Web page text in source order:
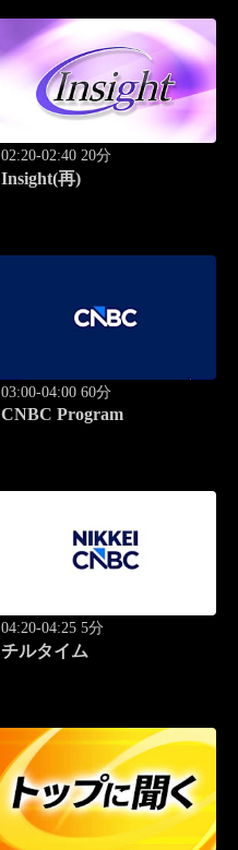
02:20-02:40 20分
Insight(再)
03:00-04:00 60分
CNBC Program
04:20-04:25 5分
チルタイム